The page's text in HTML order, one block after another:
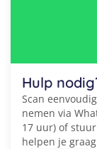
Hulp
Scan
nemen via
17 uur) of
helpen je